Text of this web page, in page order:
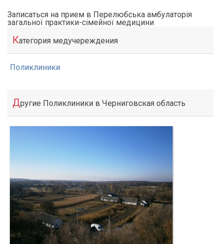
Записаться на прием в Перелюбська амбулаторія
загальної практики-сімейної медицини
Категория медучереждения
Поликлиники
Другие Поликлиники в Черниговская область